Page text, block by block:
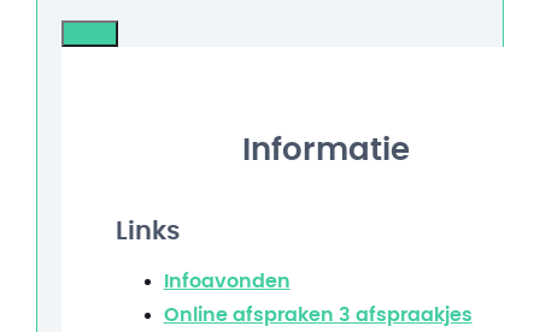
Informatie
Links
Infoavonden
Online afspraken 3 afspraakjes